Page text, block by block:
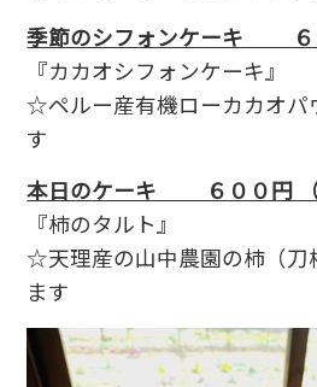
季節のシフォンケーキ ６
『カカオシフォンケーキ』
☆ペルー産有機ローカカオパ
す
本日のケーキ ６００円 （
『柿のタルト』
☆天理産の山中農園の柿（刀
ます